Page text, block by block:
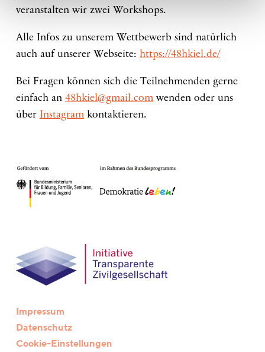
veranstalten wir zwei Workshops.
Alle Infos zu unserem Wettbewerb sind natürlich
auch auf unserer Webseite: https://48hkiel.de/
Bei Fragen können sich die Teilnehmenden gerne
einfach an 48hkiel@gmail.comwenden oder uns
über Instagramkontaktieren.
Impressum
Datenschutz
Cookie-Einstellungen